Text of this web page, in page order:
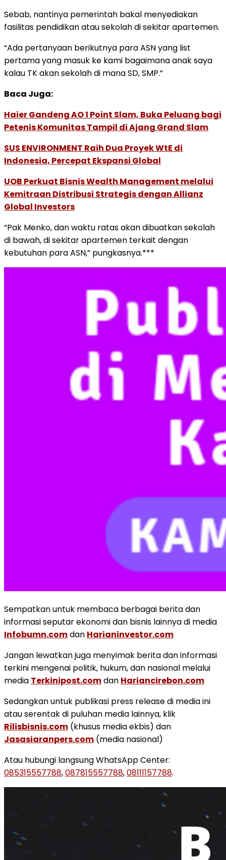
Sebab, nantinya pemerintah bakal menyediakan
fasilitas pendidikan atau sekolah di sekitar apartemen.
“Ada pertanyaan berikutnya para ASN yang list
pertama yang masuk ke kami bagaimana anak saya
kalau TK akan sekolah di mana SD, SMP.”
Baca Juga:
Haier Gandeng AO 1 Point Slam, Buka Peluang bagi
Petenis Komunitas Tampil di Ajang Grand Slam
SUS ENVIRONMENT Raih Dua Proyek WtE di
Indonesia, Percepat Ekspansi Global
UOB Perkuat Bisnis Wealth Management melalui
Kemitraan Distribusi Strategis dengan Allianz
Global Investors
“Pak Menko, dan waktu ratas akan dibuatkan sekolah
di bawah, di sekitar apartemen terkait dengan
kebutuhan para ASN,” pungkasnya.***
Sempatkan untuk membaca berbagai berita dan
informasi seputar ekonomi dan bisnis lainnya di media
Infobumn.comdan Harianinvestor.com
Jangan lewatkan juga menyimak berita dan informasi
terkini mengenai politik, hukum, dan nasional melalui
media Terkinipost.comdan Hariancirebon.com
Sedangkan untuk publikasi press release di media ini
atau serentak di puluhan media lainnya, klik
Rilisbisnis.com (khusus media ekbis) dan
Jasasiaranpers.com (media nasional)
Atau hubungi langsung WhatsApp Center:
085315557788,087815557788,08111157788.